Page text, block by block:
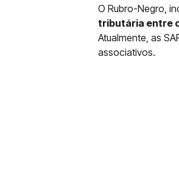
O Rubro-Negro,
tributária entre
Atualmente, as
associativos.